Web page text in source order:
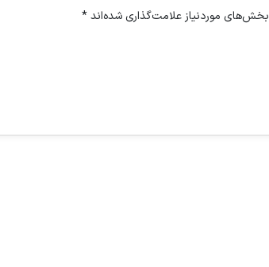
بخش‌های موردنیاز علامت‌گذاری شده‌اند*